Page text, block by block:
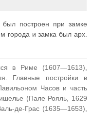
построен при замке
города и замка был арх.
в Риме (1607—1613),
Главные постройки в
Часов и часть
(Пале Рояль, 1629
де-Грас (1635—1653),